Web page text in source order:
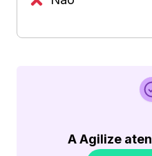
A Agilize